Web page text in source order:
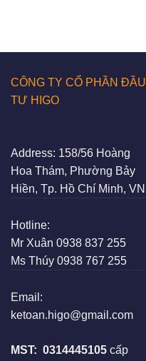
CÔNG TY CỔ PHẦN ĐẦU
TƯ HIGO
Address: 158/56 Hoàng
Hoa Thám, Phường Bảy
Hiền, Tp. Hồ Chí Minh, VN
Hotline:
Mr Xuân 0938 837 255
Ms Thúy 0938 767 255
Email:
ketoan.higo@gmail.com
MST: 0314445105 cấp